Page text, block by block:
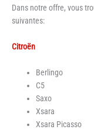
Dans notre offre, vous
suivantes:
Citroën
Berlingo
C5
Saxo
Xsara
Xsara Picasso